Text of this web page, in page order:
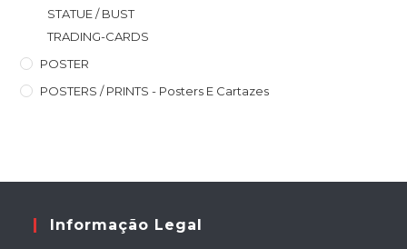
STATUE / BUST
TRADING-CARDS
POSTER
POSTERS / PRINTS - Posters E Cartazes
Informação Legal